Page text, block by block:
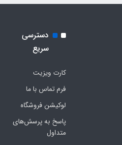
دسترسی
سریع
کارت ویزیت
فرم تماس با ما
لوکیشن فروشگاه
پاسخ به پرسش‌های
متداول